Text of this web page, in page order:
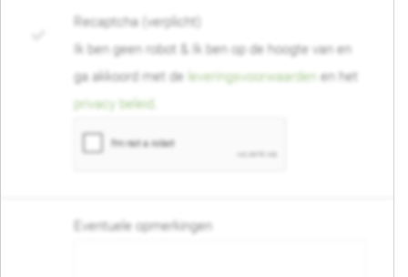
Recaptcha (verplicht)
Ik ben geen robot & Ik ben op de hoogte van en
ga akkoord met de leveringsvoorwaarden en het
privacy beleid
Eventuele opmerkingen